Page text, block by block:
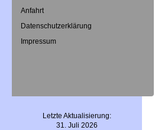
Anfahrt
Datenschutzerklärung
Impressum
Letzte Aktualisierung:
31. Juli 2026